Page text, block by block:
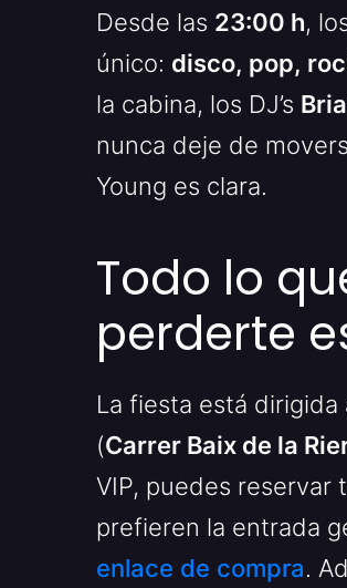
Desde las 23:00 h,
único: disco, pop,
la cabina, los DJ’s
nunca deje de
Young es clara.
Todo lo
perderte
La fiesta está dirigida
(Carrer Baix de la
VIP, puedes reservar
prefieren la entrada
enlace de compra.